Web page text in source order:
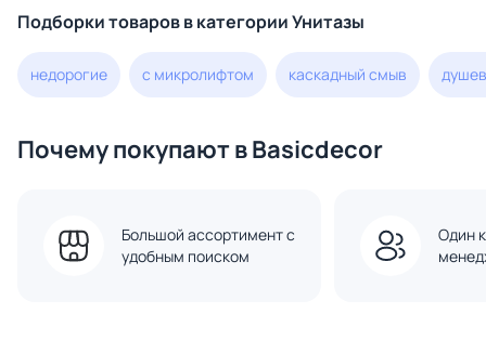
Подборки товаров в категории Унитазы
недорогие с микролифтом каскадный смыв
Почему покупают в Basicdecor
Большой ассортимент с
удобным поиском
Один